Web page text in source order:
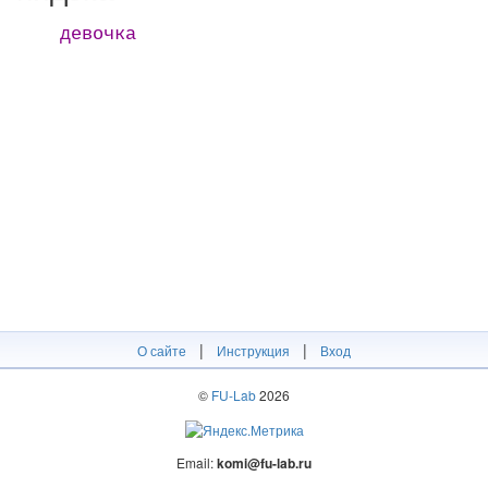
девочка
О сайте | Инструкция | Вход
© FU-Lab2026
Email:komi@fu-lab.ru